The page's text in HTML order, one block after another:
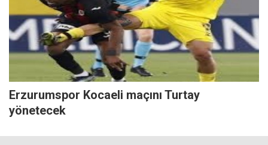
Erzurumspor Kocaeli maçını Turtay
yönetecek